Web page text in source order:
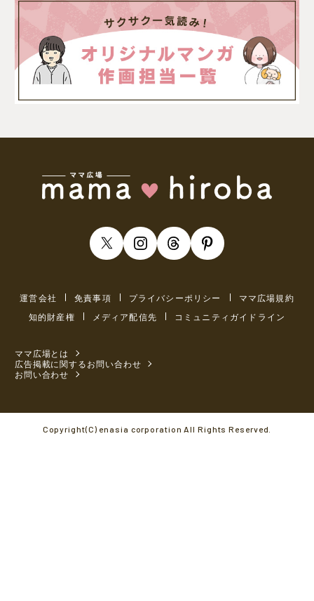
運営会社 免責事項 プライバシーポリシー
ママ広場規約
知的財産権
メディア配信先 コミュニティガイドライン
ママ広場とは
広告掲載に関するお問い合わせ
お問い合わせ
Copyright(C) enasia corporation All Rights Reserved.